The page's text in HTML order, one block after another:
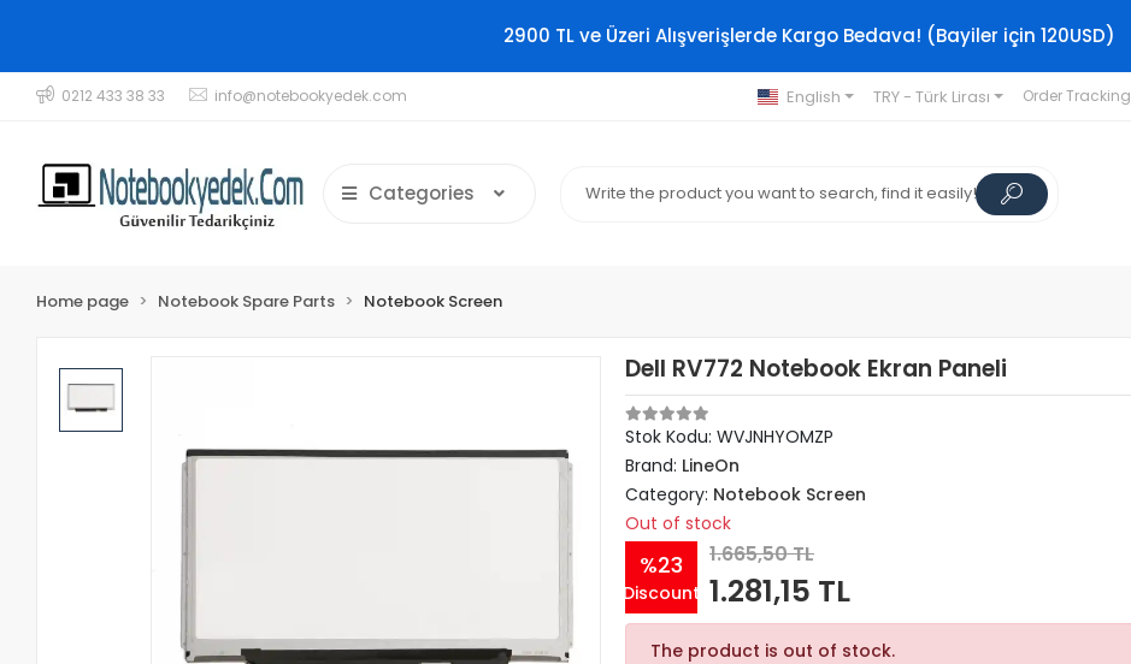
2900 TL ve Üzeri Alışverişlerde Kargo Bedava! (Bayiler için 120USD)
0212 433 38 33 info@notebookyedek.com English TRY - Türk Lirası Order Tracking
Categories
Home page Notebook Spare Parts Notebook Screen
Dell RV772 Notebook Ekran Paneli
Stok Kodu: WVJNHYOMZP
Brand: LineOn
Category: Notebook Screen
Out of stock
%23
Discount
1.665,50 TL
1.281,15 TL
The product is out of stock.